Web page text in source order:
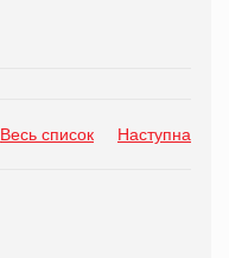
Весь список Наступна